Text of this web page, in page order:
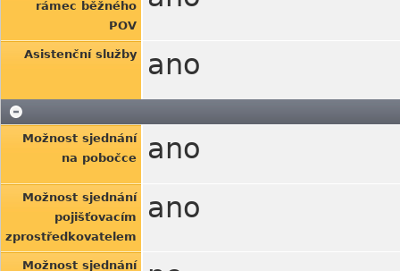
rámec běžného
POV
Asistenční služby ano
Možnost sjednání
na pobočce
ano
Možnost sjednání
pojišťovacím
zprostředkovatelem
ano
Možnost sjednání